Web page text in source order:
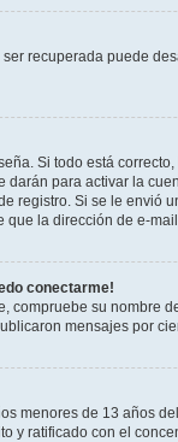
recuperada puede
Si todo está
para activar la
registro. Si se le envió
la dirección de e-
conectarme!
compruebe su nombre
mensajes por
menores de 13 años
y ratificado con el